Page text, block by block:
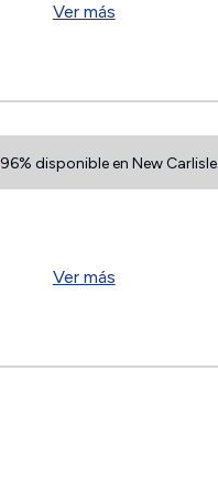
Ver más
96% disponible en New Carlisle
Ver más